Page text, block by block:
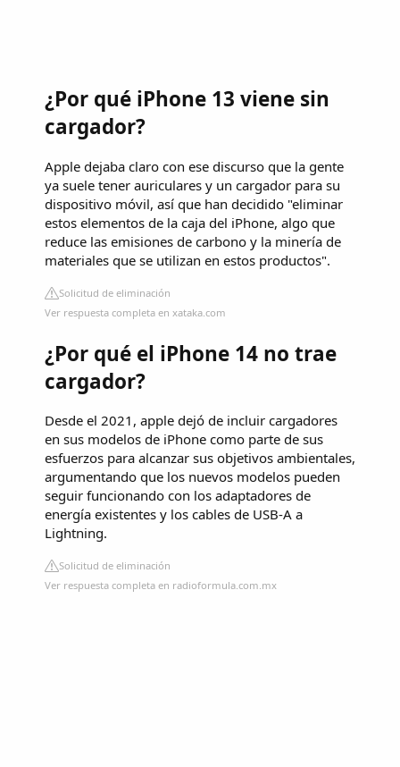
¿Por qué iPhone 13 viene sin
cargador?
Apple dejaba claro con ese discurso que la gente
ya suele tener auriculares y un cargador para su
dispositivo móvil, así que han decidido "eliminar
estos elementos de la caja del iPhone, algo que
reduce las emisiones de carbono y la minería de
materiales que se utilizan en estos productos".
Solicitud de eliminación
Ver respuesta completa en xataka.com
¿Por qué el iPhone 14 no trae
cargador?
Desde el 2021, apple dejó de incluir cargadores
en sus modelos de iPhone como parte de sus
esfuerzos para alcanzar sus objetivos ambientales,
argumentando que los nuevos modelos pueden
seguir funcionando con los adaptadores de
energía existentes y los cables de USB-A a
Lightning.
Solicitud de eliminación
Ver respuesta completa en radioformula.com.mx